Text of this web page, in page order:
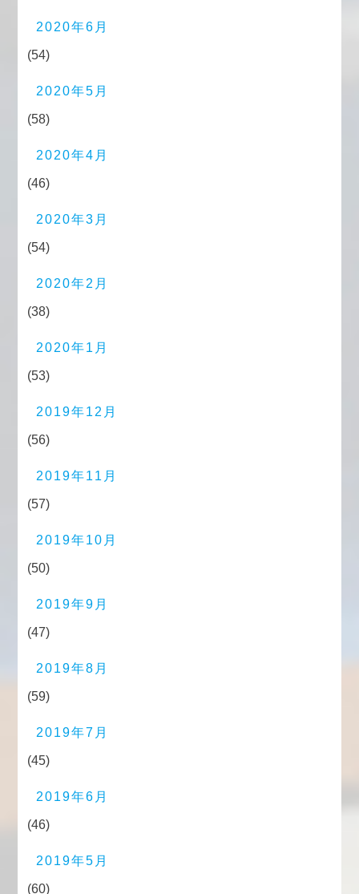
2020年6月
(54)
2020年5月
(58)
2020年4月
(46)
2020年3月
(54)
2020年2月
(38)
2020年1月
(53)
2019年12月
(56)
2019年11月
(57)
2019年10月
(50)
2019年9月
(47)
2019年8月
(59)
2019年7月
(45)
2019年6月
(46)
2019年5月
(60)